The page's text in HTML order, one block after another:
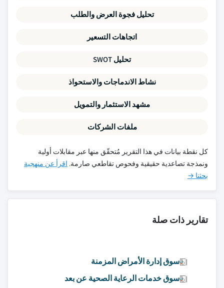
تحليل فجوة العرض والطلب
اتجاهات التسعير
تحليل SWOT
نشاط الاندماجات والاستحواذ
مشهد الاستثمار والتمويل
ملفات الشركات
كل نقطة بيانات في هذا التقرير مُتحقّق منها عبر مقابلات أولية
ونمذجة تصاعدية حقيقية وفحوص تقاطعي صارمة. اقرأ عن منهجية
بحثنا →
تقارير ذات صلة
سوق إدارة الأمراض المزمنة
سوق خدمات الرعاية الصحية عن بعد